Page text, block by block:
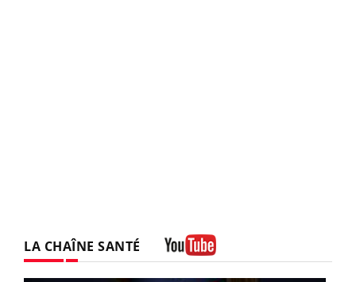
LA CHAÎNE SANTÉ